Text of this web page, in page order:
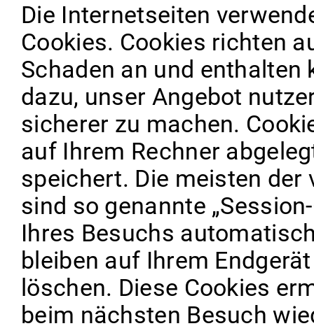
Die Internetseiten
Cookies. Cookies richten
Schaden an und enthalten
dazu, unser Angebot
sicherer zu machen.
auf Ihrem Rechner
speichert. Die meisten der
sind so genannte
Ihres Besuchs
bleiben auf Ihrem
löschen. Diese Cookies
beim nächsten Besuch